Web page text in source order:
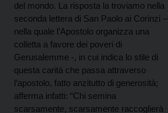
del mondo. La risposta la troviamo nella
seconda lettera di San Paolo ai Corinzi –
nella quale l’Apostolo organizza una
colletta a favore dei poveri di
Gerusalemme -, in cui indica lo stile di
questa carità che passa attraverso
l’apostolo, fatto anzitutto di generosità;
afferma infatti: “Chi semina
scarsamente, scarsamente raccoglierà